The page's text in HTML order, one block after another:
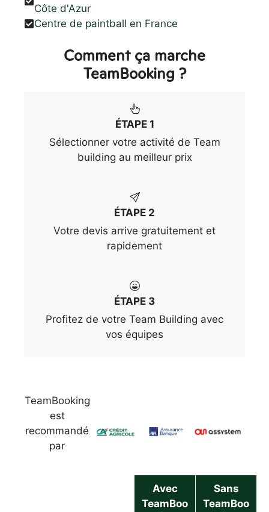
Côte d'Azur
Centre de paintball en France
Comment ça marche
TeamBooking ?
ÉTAPE 1
Sélectionner votre activité de Team
building au meilleur prix
ÉTAPE 2
Votre devis arrive gratuitement et
rapidement
ÉTAPE 3
Profitez de votre Team Building avec
vos équipes
TeamBooking
est
recommandé
par
Avec
TeamBoo
Sans
TeamBoo